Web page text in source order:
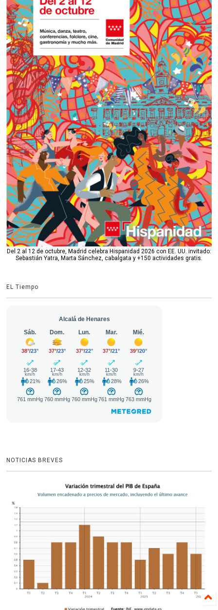
Del 2 al 12 de octubre, Madrid celebra Hispanidad 2026 con EE. UU. invitado:
Sebastián Yatra, Marta Sánchez, cabalgata y +150 actividades gratis.
EL Tiempo
NOTICIAS BREVES